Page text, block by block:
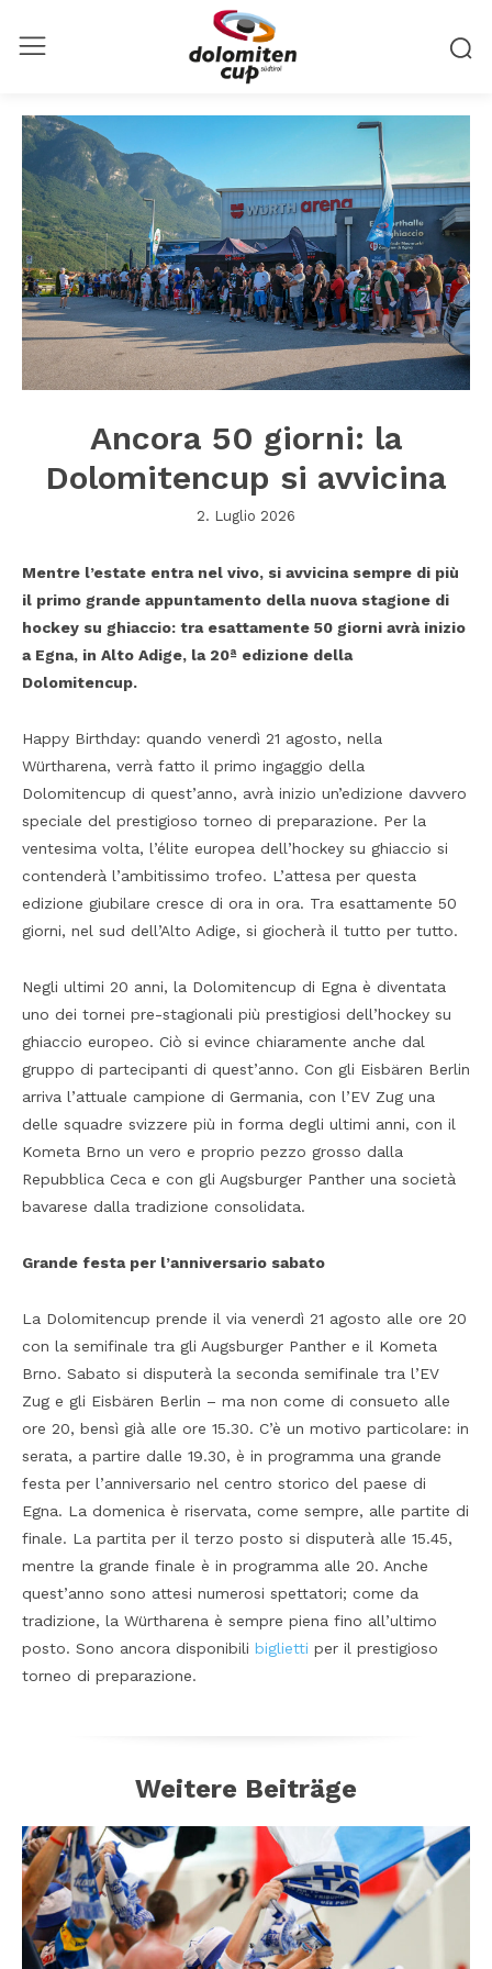
Ancora 50 giorni: la
Dolomitencup si avvicina
2. Luglio 2026
Mentre l’estate entra nel vivo, si avvicina sempre di più
il primo grande appuntamento della nuova stagione di
hockey su ghiaccio: tra esattamente 50 giorni avrà inizio
a Egna, in Alto Adige, la 20ª edizione della
Dolomitencup.
Happy Birthday: quando venerdì 21 agosto, nella
Würtharena, verrà fatto il primo ingaggio della
Dolomitencup di quest’anno, avrà inizio un’edizione davvero
speciale del prestigioso torneo di preparazione. Per la
ventesima volta, l’élite europea dell’hockey su ghiaccio si
contenderà l’ambitissimo trofeo. L’attesa per questa
edizione giubilare cresce di ora in ora. Tra esattamente 50
giorni, nel sud dell’Alto Adige, si giocherà il tutto per tutto.
Negli ultimi 20 anni, la Dolomitencup di Egna è diventata
uno dei tornei pre-stagionali più prestigiosi dell’hockey su
ghiaccio europeo. Ciò si evince chiaramente anche dal
gruppo di partecipanti di quest’anno. Con gli Eisbären Berlin
arriva l’attuale campione di Germania, con l’EV Zug una
delle squadre svizzere più in forma degli ultimi anni, con il
Kometa Brno un vero e proprio pezzo grosso dalla
Repubblica Ceca e con gli Augsburger Panther una società
bavarese dalla tradizione consolidata.
Grande festa per l’anniversario sabato
La Dolomitencup prende il via venerdì 21 agosto alle ore 20
con la semifinale tra gli Augsburger Panther e il Kometa
Brno. Sabato si disputerà la seconda semifinale tra l’EV
Zug e gli Eisbären Berlin – ma non come di consueto alle
ore 20, bensì già alle ore 15.30. C’è un motivo particolare: in
serata, a partire dalle 19.30, è in programma una grande
festa per l’anniversario nel centro storico del paese di
Egna. La domenica è riservata, come sempre, alle partite di
finale. La partita per il terzo posto si disputerà alle 15.45,
mentre la grande finale è in programma alle 20. Anche
quest’anno sono attesi numerosi spettatori; come da
tradizione, la Würtharena è sempre piena fino all’ultimo
posto. Sono ancora disponibili biglietti per il prestigioso
torneo di preparazione.
Weitere Beiträge